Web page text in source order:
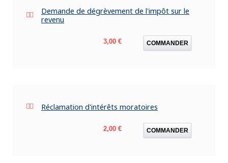
Demande de dégrèvement de l'impôt sur le
revenu
Prix
3,00 € COMMANDER
Réclamation d'intérêts moratoires
Prix
2,00 € COMMANDER